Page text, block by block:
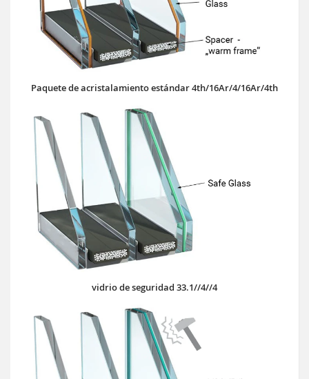
Paquete de acristalamiento estándar 4th/16Ar/4/16Ar/4th
vidrio de seguridad 33.1//4//4